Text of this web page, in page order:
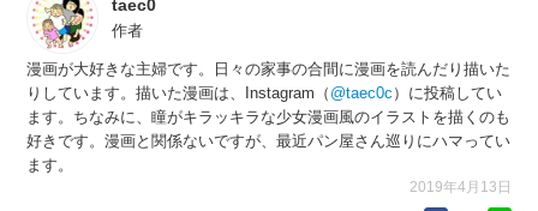
taec0
作者
漫画が大好きな主婦です。日々の家事の合間に漫画を読んだり描いた
りしています。描いた漫画は、Instagram（ @taec0c ）に投稿してい
ます。ちなみに、瞳がキラッキラな少女漫画風のイラストを描くのも
好きです。漫画と関係ないですが、最近パン屋さん巡りにハマってい
ます。
2019年4月13日